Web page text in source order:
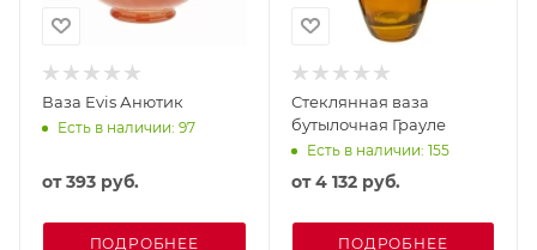
Ваза Evis Анютик
Есть в наличии: 97
от393 руб.
ПОДРОБНЕЕ
Стеклянная ваза
бутылочная Грауле
Есть в наличии: 155
от4 132 руб.
ПОДРОБНЕЕ